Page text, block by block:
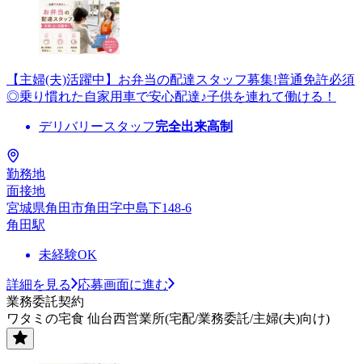
【主婦(夫)活躍中】お弁当の配達スタッフ募集!普通免許必須
◎乗り慣れた自家用車で安心配達♪子供を連れて働ける！
デリバリースタッフ完全出来高制
勤務地
面接地
宮城県角田市角田字中島下148-6
角田駅
未経験OK
詳細を見る
応募画面に進む
業務委託契約
ワタミの宅食 仙台西営業所(宅配/業務委託/主婦(夫)向け)